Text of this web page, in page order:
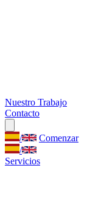
Nuestro Trabajo
Contacto
/
Comenzar
/
Servicios